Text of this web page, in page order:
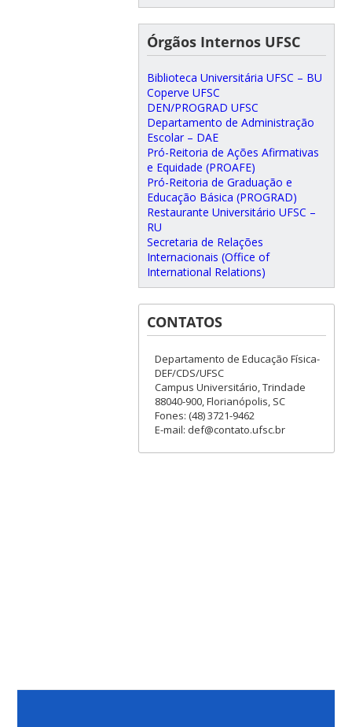
Órgãos Internos UFSC
Biblioteca Universitária UFSC – BU
Coperve UFSC
DEN/PROGRAD UFSC
Departamento de Administração
Escolar – DAE
Pró-Reitoria de Ações Afirmativas
e Equidade (PROAFE)
Pró-Reitoria de Graduação e
Educação Básica (PROGRAD)
Restaurante Universitário UFSC –
RU
Secretaria de Relações
Internacionais (Office of
International Relations)
CONTATOS
Departamento de Educação Física-
DEF/CDS/UFSC
Campus Universitário, Trindade
88040-900, Florianópolis, SC
Fones: (48) 3721-9462
E-mail: def@contato.ufsc.br